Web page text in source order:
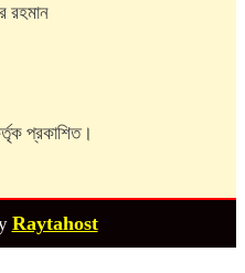
রহমান
প্রকাশিত।
Raytahost